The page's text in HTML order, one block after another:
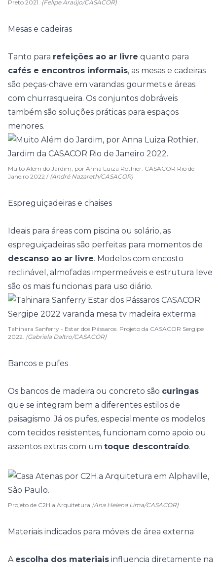
Preto 2021. (Felipe Araújo/CASACOR)
Mesas e cadeiras
Tanto para refeições ao ar livre quanto para
cafés e encontros informais, as mesas e cadeiras
são peças-chave em varandas gourmets e áreas
com churrasqueira. Os conjuntos dobráveis
também são soluções práticas para espaços
menores.
Muito Além do Jardim, por Anna Luiza Rothier. CASACOR Rio de
Janeiro 2022 / (André Nazareth/CASACOR)
Espreguiçadeiras e chaises
Ideais para áreas com piscina ou solário, as
espreguiçadeiras são perfeitas para momentos de
descanso ao ar livre. Modelos com encosto
reclinável, almofadas impermeáveis e estrutura leve
são os mais funcionais para uso diário.
Tahinara Sanferry - Estar dos Pássaros. Projeto da CASACOR Sergipe
2022. (Gabriela Daltro/CASACOR)
Bancos e pufes
Os bancos de madeira ou concreto são curingas
que se integram bem a diferentes estilos de
paisagismo. Já os pufes, especialmente os modelos
com tecidos resistentes, funcionam como apoio ou
assentos extras com um toque descontraído.
Projeto de C2H.a Arquitetura (Ana Helena Lima/CASACOR)
Materiais indicados para móveis de área externa
A escolha dos materiais influencia diretamente na